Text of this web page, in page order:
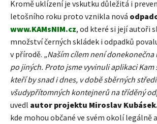
Kromě uklízení je vskutku důležitá i
letošního roku proto vznikla nová
www.KAMsNIM.cz, od které si její autoři
množství černých skládek i odpadků
v přírodě. „Naším cílem není
po jiných. Proto jsme vyvinuli aplikaci Kam
kteří by snad i dnes, v době sběrných
všudypřítomných kontejnerů na tříděný
uvedl autor projektu Miroslav
kde mohou občané ve svém okolí legálně